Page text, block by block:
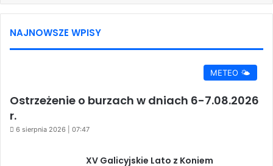
NAJNOWSZE WPISY
METEO 🌤️
Ostrzeżenie o burzach w dniach 6-7.08.2026
r.
6 sierpnia 2026 | 07:47
XV Galicyjskie Lato z Koniem